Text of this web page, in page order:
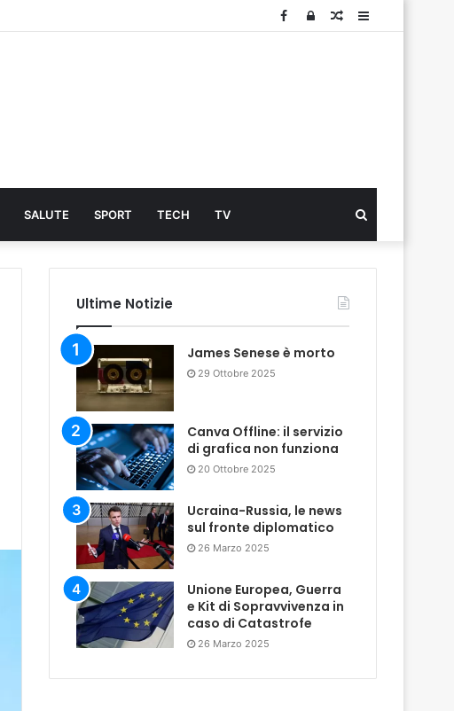
Sidebar
Articolo
Log
Facebook
SALUTE SPORT TECH TV
...
Ultime Notizie
James Senese è morto
29 Ottobre 2025
Canva Offline: il servizio
di grafica non funziona
20 Ottobre 2025
Ucraina-Russia, le news
sul fronte diplomatico
26 Marzo 2025
Unione Europea, Guerra
e Kit di Sopravvivenza in
caso di Catastrofe
26 Marzo 2025